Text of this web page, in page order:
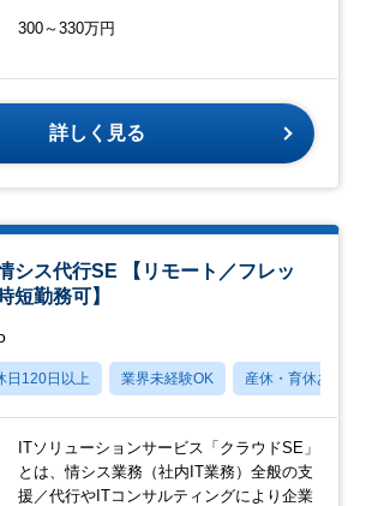
300～330万円
詳しく見る
ス代行SE 【リモート／フレッ
短勤務可】
日120日以上 業界未経験OK 産休・育休あり
ITソリューションサービス「クラウドSE」
とは、情シス業務（社内IT業務）全般の支
援／代行やITコンサルティングにより企業